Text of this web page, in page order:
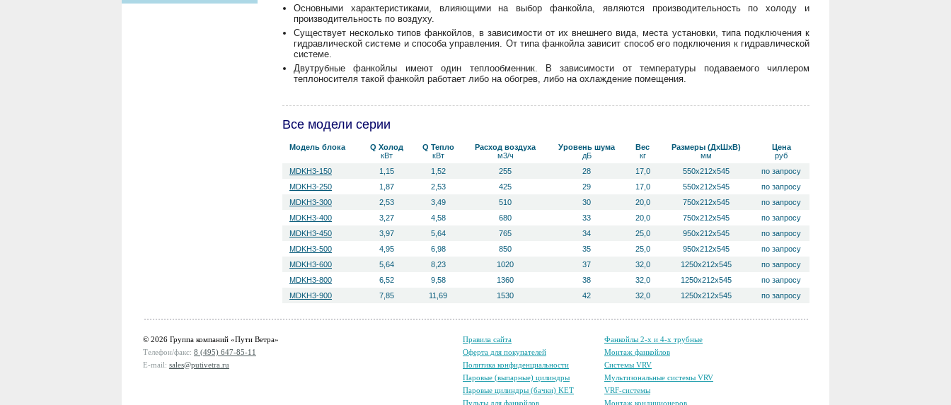
Основными характеристиками, влияющими на выбор фанкойла, являются производительность по холоду и
производительность по воздуху.
Существует несколько типов фанкойлов, в зависимости от их внешнего вида, места установки, типа подключения к
гидравлической системе и способа управления. От типа фанкойла зависит способ его подключения к гидравлической
системе.
Двутрубные фанкойлы имеют один теплообменник. В зависимости от температуры подаваемого чиллером
теплоносителя такой фанкойл работает либо на обогрев, либо на охлаждение помещения.
Все модели серии
Модель блока
Q Холод
кВт
Q Тепло
кВт
Расход воздуха
м3/ч
Уровень ш­ума
дБ
Вес
кг
Размеры (ДхШхВ)
мм
Цена
руб
MDKH3-150
1,15 1,52 255 28 17,0 550x212x545
по запросу
MDKH3-250
1,87 2,53 425 29 17,0 550x212x545
по запросу
MDKH3-300
2,53 3,49 510 30 20,0 750x212x545
по запросу
MDKH3-400
3,27 4,58 680 33 20,0 750x212x545
по запросу
MDKH3-450
3,97 5,64 765 34 25,0 950x212x545
по запросу
MDKH3-500
4,95 6,98 850 35 25,0 950x212x545
по запросу
MDKH3-600
5,64 8,23 1020 37 32,0 1250x212x545
по запросу
MDKH3-800
6,52 9,58 1360 38 32,0 1250x212x545
по запросу
MDKH3-900
7,85 11,69 1530 42 32,0 1250x212x545 по запросу
© 2026 Группа компаний «Пути Ветра»
Телефон/факс: 8 (495) 647-85-11
E-mail: sales@putivetra.ru
Правила сайта
Оферта для покупателей
Политика конфиденциальности
Паровые (выпарные) цилиндры
Паровые цилиндры (бачки) KET
Пульты для фанкойлов
Фанкойлы 2-х и 4-х трубные
Монтаж фанкойлов
Системы VRV
Мультизональные системы VRV
VRF-системы
Монтаж кондиционеров